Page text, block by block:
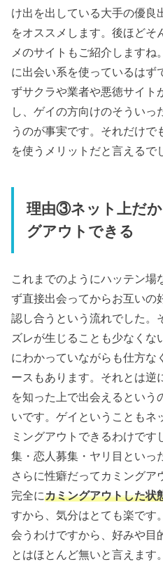
け出を出している大手の優良
をオススメします。後ほどそ
メのサイトもご紹介しますね
に出会い系を使っているはず
ずサクラや業者や悪徳サイト
し、ゲイの方向けのそういっ
うのが事実です。それだけで
を使うメリットだと言える
理由③ネット上だ
グアウトできる
これまでのようにハッテン場
ず直接出会ってからお互いの
認し合うという流れでした。
ズレが生じることも少なくな
にわかっていながらも仕方な
ースもあります。それとは逆
を知った上で出会えるという
いです。ゲイということもネ
ミングアウトできるわけです
集・恋人募集・ヤリ目といっ
さらに性癖だってカミングア
完全にカミングアウトした状
すから、気分はとても楽です
会うわけですから、好みや目
とはほとんど無いと言えます。